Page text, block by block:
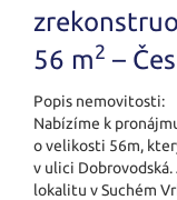
56 m2 –
Popis nemovitosti:
Nabízíme k
o velikosti 56m,
v ulici Dobrovodská.
lokalitu v Suchém